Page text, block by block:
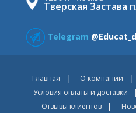
Тверская Застава
Telegram
Главная О компании
Условия оплаты и доставки
Отзывы клиентов